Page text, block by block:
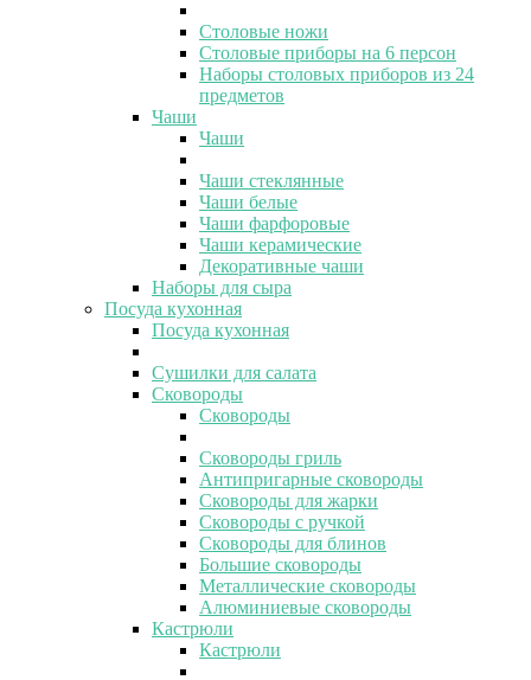
Столовые ножи
Столовые приборы на 6 персон
Наборы столовых приборов из 24
предметов
Чаши
Чаши
Чаши стеклянные
Чаши белые
Чаши фарфоровые
Чаши керамические
Декоративные чаши
Наборы для сыра
Посуда кухонная
Посуда кухонная
Сушилки для салата
Сковороды
Сковороды
Сковороды гриль
Антипригарные сковороды
Сковороды для жарки
Сковороды с ручкой
Сковороды для блинов
Большие сковороды
Металлические сковороды
Алюминиевые сковороды
Кастрюли
Кастрюли